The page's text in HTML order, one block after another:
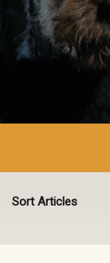
Sort Articles